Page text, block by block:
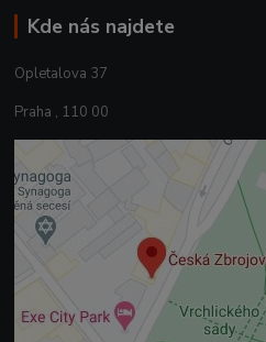
Kde nás najdete
Opletalova 37
Praha , 110 00